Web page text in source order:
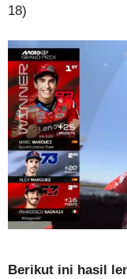
18)
Berikut ini hasil